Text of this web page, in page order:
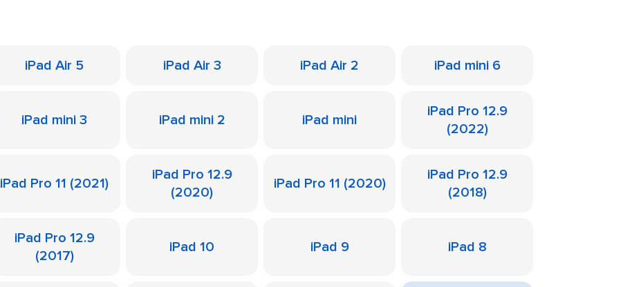
iPad Air 5 iPad Air 3 iPad Air 2 iPad mini 6
iPad mini 3 iPad mini 2 iPad mini
iPad Pro 12.9
(2022)
iPad Pro 11 (2021)
iPad Pro 12.9
(2020)
iPad Pro 11 (2020)
iPad Pro 12.9
(2018)
iPad Pro 12.9
(2017)
iPad 10 iPad 9 iPad 8